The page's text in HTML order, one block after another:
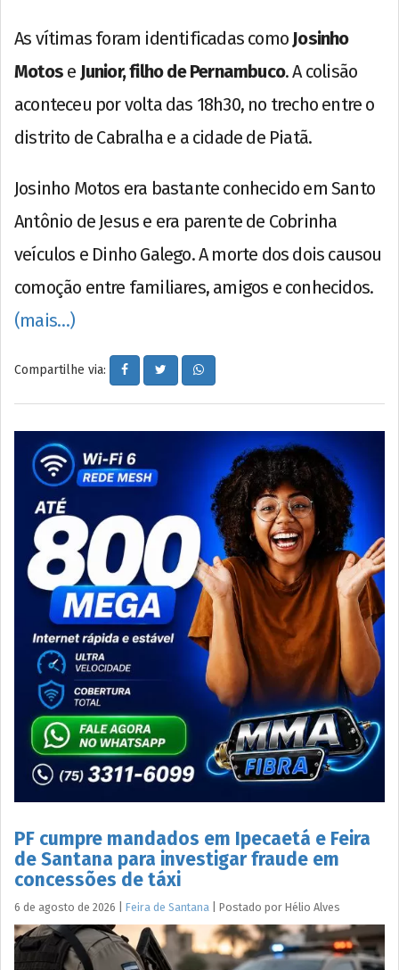
As vítimas foram identificadas como Josinho
Motos e Junior, filho de Pernambuco. A colisão
aconteceu por volta das 18h30, no trecho entre o
distrito de Cabralha e a cidade de Piatã.
Josinho Motos era bastante conhecido em Santo
Antônio de Jesus e era parente de Cobrinha
veículos e Dinho Galego. A morte dos dois causou
comoção entre familiares, amigos e conhecidos.
(mais…)
Compartilhe via:
PF cumpre mandados em Ipecaetá e Feira
de Santana para investigar fraude em
concessões de táxi
6 de agosto de 2026 Feira de Santana Postado por Hélio Alves